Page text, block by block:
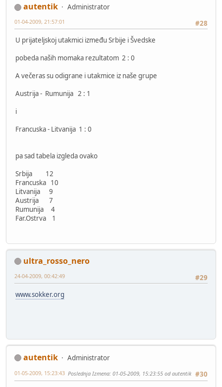
autentik
Administrator
#28
01-04-2009, 21:57:01
U prijateljskoj utakmici između Srbije i Švedske
pobeda naših momaka rezultatom 2 : 0
A večeras su odigrane i utakmice iz naše grupe
Austrija - Rumunija 2 : 1
i
Francuska - Litvanija 1 : 0
pa sad tabela izgleda ovako
Srbija 12
Francuska 10
Litvanija 9
Austrija 7
Rumunija 4
Far.Ostrva 1
ultra_rosso_nero
#29
24-04-2009, 00:42:49
www.sokker.org
autentik
Administrator
#30
01-05-2009, 15:23:43 Poslednja Izmena: 01-05-2009, 15:23:55 od autentik